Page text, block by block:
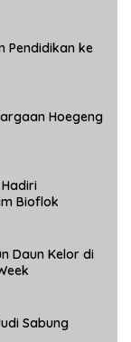
Pendidikan ke
Hoegeng
Bioflok
Daun Kelor di
Sabung